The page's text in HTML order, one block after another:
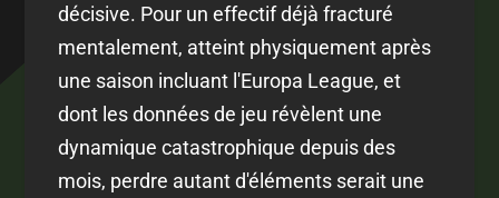
décisive. Pour un effectif déjà fracturé
mentalement, atteint physiquement après
une saison incluant l'Europa League, et
dont les données de jeu révèlent une
dynamique catastrophique depuis des
mois, perdre autant d'éléments serait une